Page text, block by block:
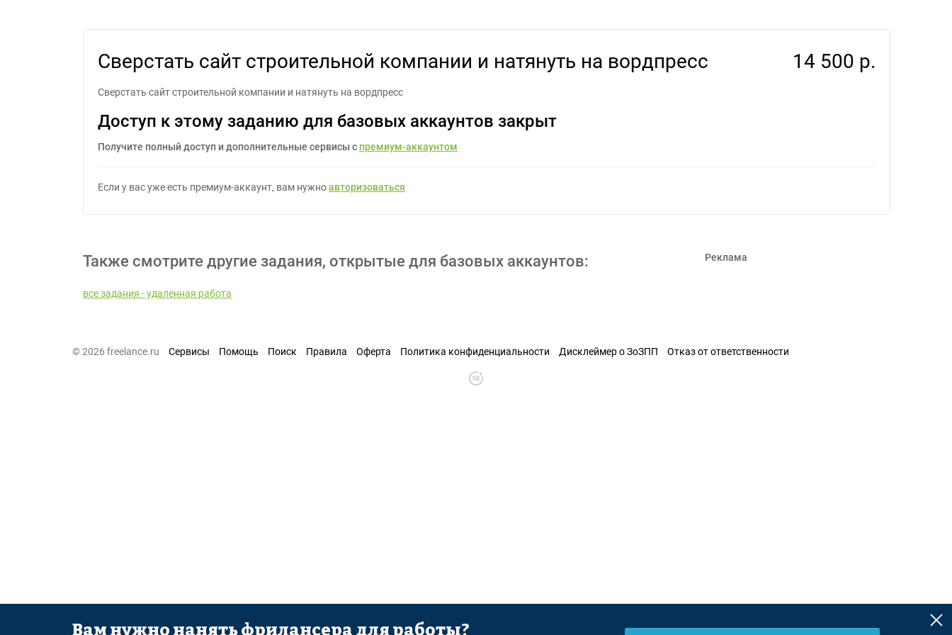
Cверстать сайт строительной компании и натянуть на вордпресс 14 500 р.
Cверстать сайт строительной компании и натянуть на вордпресс
Доступ к этому заданию для базовых аккаунтов закрыт
Получите полный доступ и дополнительные сервисы с премиум-аккаунтом
Если у вас уже есть премиум-аккаунт, вам нужноавторизоваться
Также смотрите другие задания, открытые для базовых аккаунтов:
все задания - удаленная работа
Реклама
© 2026 freelance.ru Сервисы Помощь Поиск Правила Оферта Политика конфиденциальности Дисклеймер о ЗоЗПП Отказ от ответственности
Вам нужно нанять фрилансера для работы?